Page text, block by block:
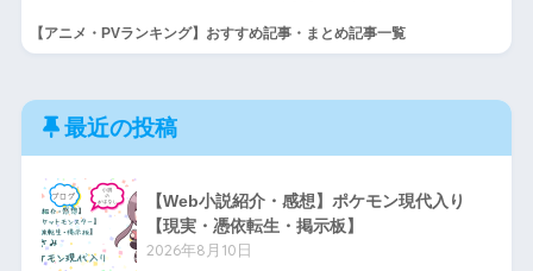
【アニメ・PVランキング】おすすめ記事・まとめ記事一覧
最近の投稿
【Web小説紹介・感想】ポケモン現代入り
【現実・憑依転生・掲示板】
2026年8月10日